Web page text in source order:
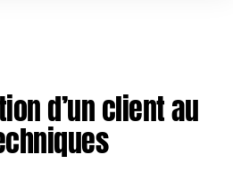
d’un client au